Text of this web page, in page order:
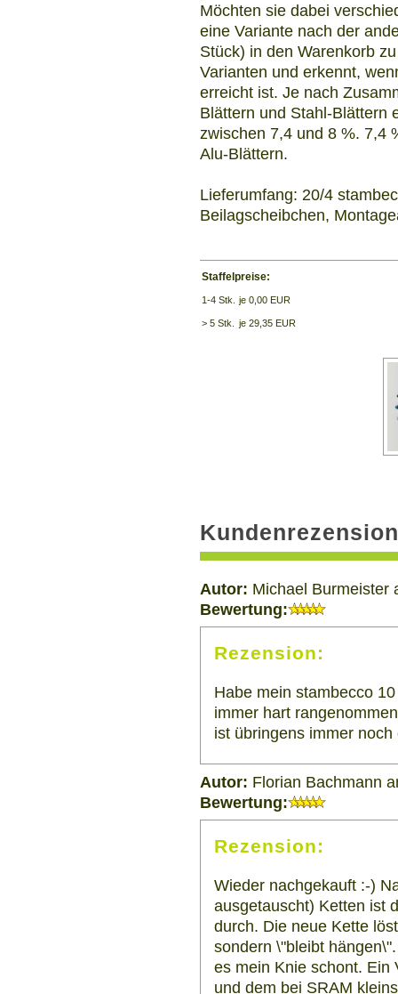
Möchten sie dabei
eine Variante nach der
Stück) in den Warenkorb
Varianten und erkennt,
erreicht ist. Je nach
Blättern und Stahl-Blättern
zwischen 7,4 und 8 %. 7,4
Alu-Blättern.
Lieferumfang: 20/4
Beilagscheibchen,
Staffelpreise:
1-4 Stk. je 0,00 EUR
> 5 Stk. je 29,35 EUR
Autor: Michael Burmeister
Bewertung:
Rezension:
Habe mein stambecco
immer hart
ist übringens immer
Autor: Florian Bachmann
Bewertung:
Rezension:
Wieder nachgekauft :-)
ausgetauscht) Ketten ist
durch. Die neue Kette
sondern \"bleibt
es mein Knie schont. Ein
und dem bei SRAM